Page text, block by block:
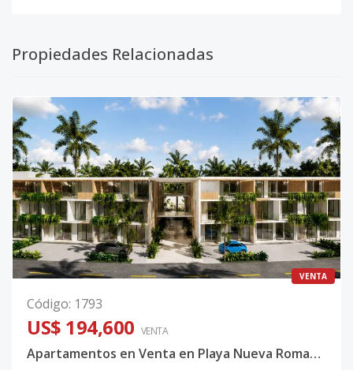
Propiedades Relacionadas
VENTA
Código: 1793
US$ 194,600 VENTA
Apartamentos en Venta en Playa Nueva Romana Código: PD668